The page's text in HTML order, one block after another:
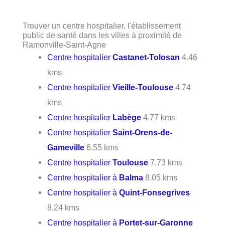
Trouver un centre hospitalier, l'établissement
public de santé dans les villes à proximité de
Ramonville-Saint-Agne
Centre hospitalierCastanet-Tolosan 4.46
kms
Centre hospitalierVieille-Toulouse 4.74
kms
Centre hospitalier Labège 4.77 kms
Centre hospitalierSaint-Orens-de-
Gameville 6.55 kms
Centre hospitalierToulouse 7.73 kms
Centre hospitalier à Balma 8.05 kms
Centre hospitalier àQuint-Fonsegrives
8.24 kms
Centre hospitalier à Portet-sur-Garonne